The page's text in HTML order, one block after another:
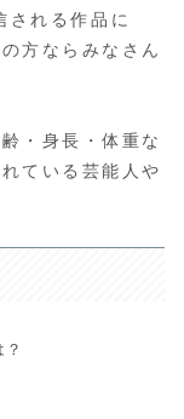
れる作品に
方ならみなさん
・身長・体重な
ている芸能人や